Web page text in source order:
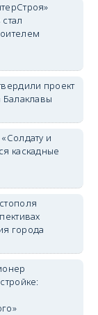
проект
Балаклавы
и
каскадные
города